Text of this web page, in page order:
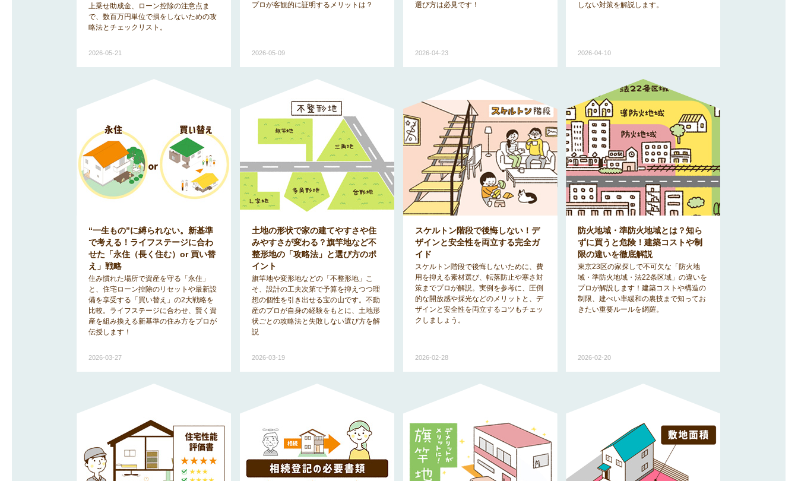
上乗せ助成金、ローン控除の注意点ま
で、数百万円単位で損をしないための攻
略法とチェックリスト。
2026-05-21
プロが客観的に証明するメリットは？
2026-05-09
選び方は必見です！
2026-04-23
しない対策を解説します。
2026-04-10
“一生もの”に縛られない。新基準
で考える！ライフステージに合わ
せた「永住（長く住む）or 買い替
え」戦略
住み慣れた場所で資産を守る「永住」
と、住宅ローン控除のリセットや最新設
備を享受する「買い替え」の2大戦略を
比較。ライフステージに合わせ、賢く資
産を組み換える新基準の住み方をプロが
伝授します！
2026-03-27
土地の形状で家の建てやすさや住
みやすさが変わる？旗竿地など不
整形地の「攻略法」と選び方のポ
イント
旗竿地や変形地などの「不整形地」こ
そ、設計の工夫次第で予算を抑えつつ理
想の個性を引き出せる宝の山です。不動
産のプロが自身の経験をもとに、土地形
状ごとの攻略法と失敗しない選び方を解
説
2026-03-19
スケルトン階段で後悔しない！デ
ザインと安全性を両立する完全ガ
イド
スケルトン階段で後悔しないために、費
用を抑える素材選び、転落防止や寒さ対
策までプロが解説。実例を参考に、圧倒
的な開放感や採光などのメリットと、デ
ザインと安全性を両立するコツもチェッ
クしましょう。
2026-02-28
防火地域・準防火地域とは？知ら
ずに買うと危険！建築コストや制
限の違いを徹底解説
東京23区の家探しで不可欠な「防火地
域・準防火地域・法22条区域」の違いを
プロが解説します！建築コストや構造の
制限、建ぺい率緩和の裏技まで知ってお
きたい重要ルールを網羅。
2026-02-20